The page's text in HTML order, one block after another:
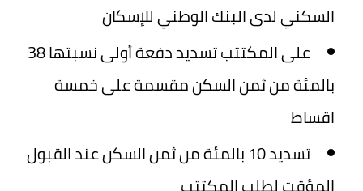
السكني لدى البنك الوطني للإسكان
على المكتتب تسديد دفعة أولى نسبتها 38
بالمئة من ثمن السكن مقسمة على خمسة
اقساط
تسديد 10 بالمئة من ثمن السكن عند القبول